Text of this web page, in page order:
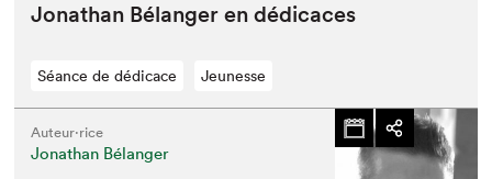
Jonathan Bélanger en dédicaces
Séance de dédicace Jeunesse
Auteur·rice
Jonathan Bélanger